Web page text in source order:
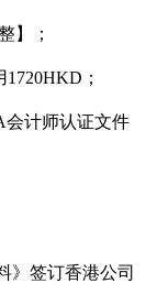
】；
；
会计师认证文件
》签订香港公司